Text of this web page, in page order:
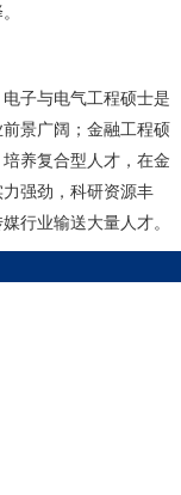
子与电气工程硕士是
景广阔；金融工程硕
养复合型人才，在金
强劲，科研资源丰
行业输送大量人才。